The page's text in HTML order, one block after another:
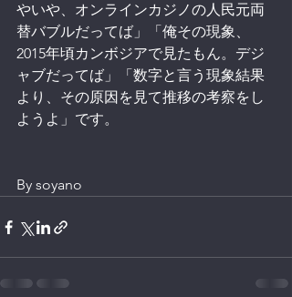
やいや、オンラインカジノの人民元両
替バブルだってば」「俺その現象、
2015年頃カンボジアで見たもん。デジ
ャブだってば」「数字と言う現象結果
より、その原因を見て推移の考察をし
ようよ」です。
By soyano